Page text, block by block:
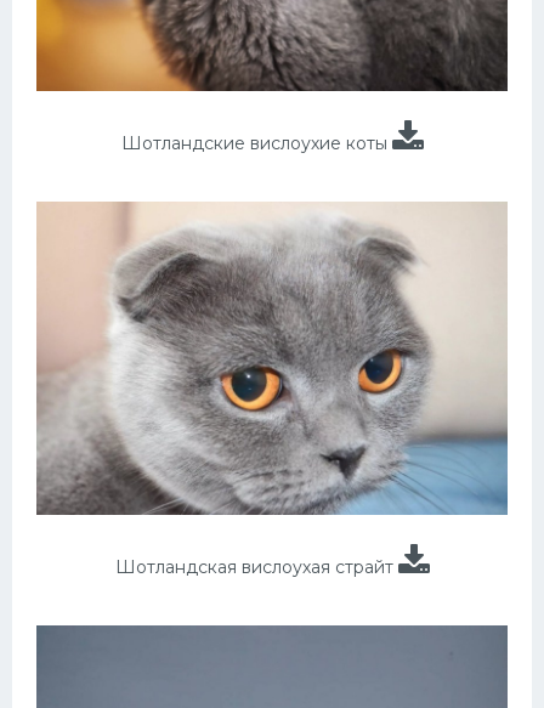
Шотландские вислоухие коты
Шотландская вислоухая страйт